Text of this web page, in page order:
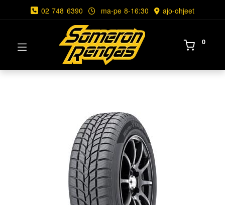
02 748 6390 ma-pe 8-16:30 ajo-ohjeet
0